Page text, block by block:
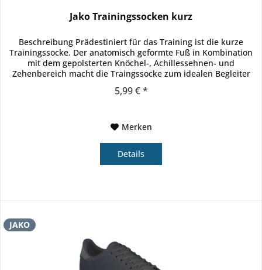
Jako Trainingssocken kurz
Beschreibung Prädestiniert für das Training ist die kurze
Trainingssocke. Der anatomisch geformte Fuß in Kombination
mit dem gepolsterten Knöchel-, Achillessehnen- und
Zehenbereich macht die Traingssocke zum idealen Begleiter
5,99 € *
Merken
Details
JAKO